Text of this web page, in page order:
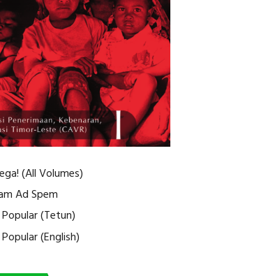
(All Volumes)
Ad Spem
(Tetun)
(English)